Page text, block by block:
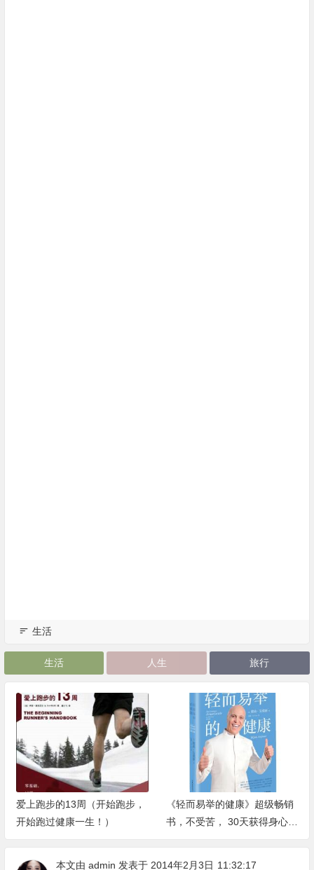
生活
生活 人生 旅行
爱上跑步的13周（开始跑步，
开始跑过健康一生！）
《轻而易举的健康》超级畅销
书，不受苦， 30天获得身心健
康的奇迹练习！
本文由 admin 发表于 2014年2月3日 11:32:17